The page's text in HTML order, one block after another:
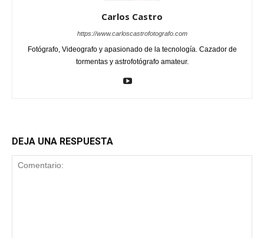
Carlos Castro
https://www.carloscastrofotografo.com
Fotógrafo, Videografo y apasionado de la tecnología. Cazador de
tormentas y astrofotógrafo amateur.
DEJA UNA RESPUESTA